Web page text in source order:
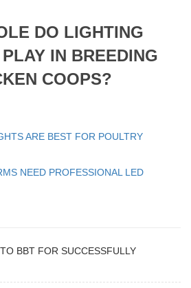
DO LIGHTING
IN BREEDING
COOPS?
ARE BEST FOR POULTRY
NEED PROFESSIONAL LED
BBT FOR SUCCESSFULLY